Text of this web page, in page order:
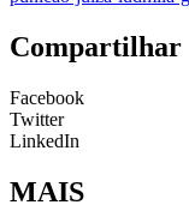
Compartilhar
Facebook
Twitter
LinkedIn
MAIS